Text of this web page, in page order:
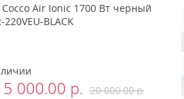
Air Ionic 1700 Вт черный
220VEU-BLACK
000.00 р. 20 000.00 р.